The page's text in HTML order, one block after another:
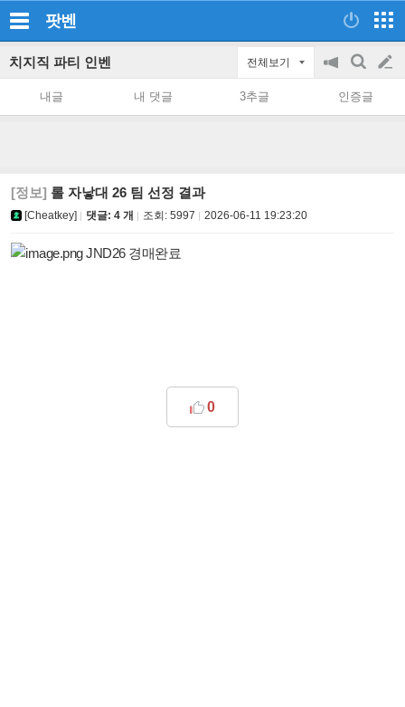
팟벤
치지직 파티 인벤 전체보기
공
on/off
검
색
글
쓰
내글 내 댓글 3추글 인증글
[정보] 롤 자낳대 26 팀 선정 결과
[Cheatkey] 댓글: 4 개 조회: 5997 2026-06-11 19:23:20
0